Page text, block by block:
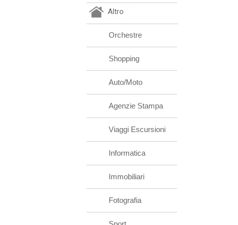
Altro
Orchestre
Shopping
Auto/Moto
Agenzie Stampa
Viaggi Escursioni
Informatica
Immobiliari
Fotografia